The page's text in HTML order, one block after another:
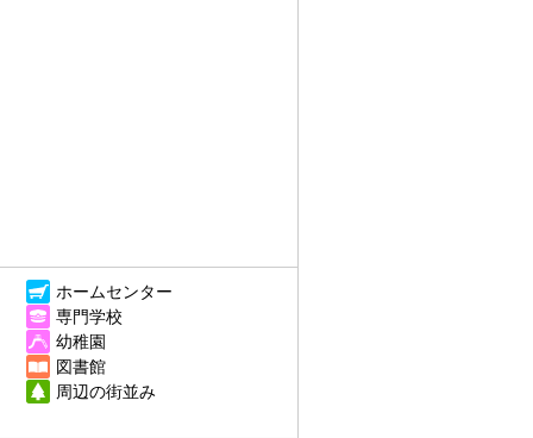
ホームセンター
専門学校
幼稚園
図書館
周辺の街並み